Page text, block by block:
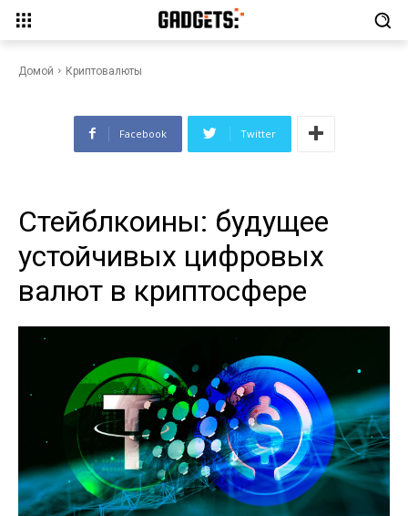
Домой Криптовалюты
устойчивых цифровых валют
Facebook Twitter
Стейблкоины: будущее
устойчивых цифровых
валют в криптосфере